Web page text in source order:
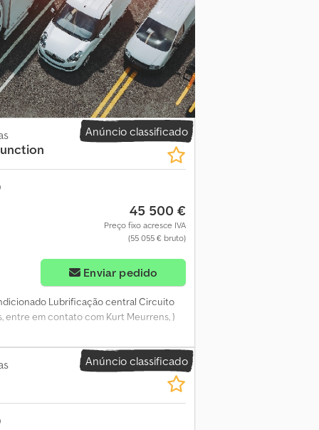
Anúncio classificado
45 500 €
Preço fixo acresce IVA
(55 055 € bruto)
Enviar pedido
Lubrificação central Circuito
entre em contato com Kurt Meurrens, )
Anúncio classificado